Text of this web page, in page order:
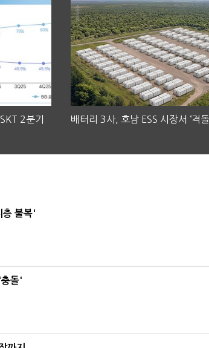
2분기
배터리 3사, 호남 ESS 시장서 ‘격돌
층 불복'
돌'